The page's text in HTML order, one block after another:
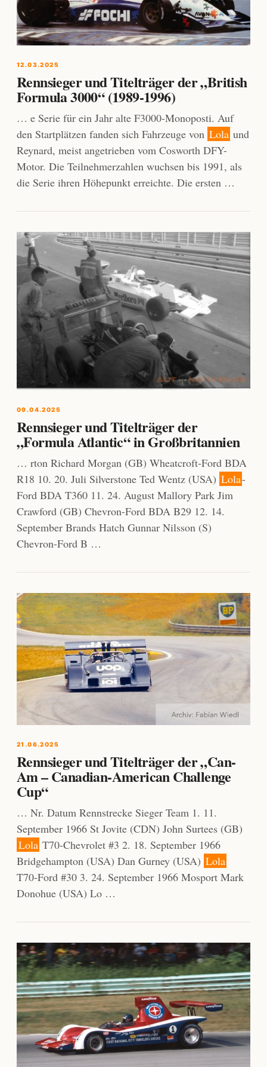
12.03.2025
Rennsieger und Titelträger der „British
Formula 3000“ (1989-1996)
… e Serie für ein Jahr alte F3000-Monoposti. Auf
den Startplätzen fanden sich Fahrzeuge von Lola und
Reynard, meist angetrieben vom Cosworth DFY-
Motor. Die Teilnehmerzahlen wuchsen bis 1991, als
die Serie ihren Höhepunkt erreichte. Die ersten …
09.04.2025
Rennsieger und Titelträger der
„Formula Atlantic“ in Großbritannien
… rton Richard Morgan (GB) Wheatcroft-Ford BDA
R18 10. 20. Juli Silverstone Ted Wentz (USA) Lola-
Ford BDA T360 11. 24. August Mallory Park Jim
Crawford (GB) Chevron-Ford BDA B29 12. 14.
September Brands Hatch Gunnar Nilsson (S)
Chevron-Ford B …
21.06.2025
Rennsieger und Titelträger der „Can-
Am – Canadian-American Challenge
Cup“
… Nr. Datum Rennstrecke Sieger Team 1. 11.
September 1966 St Jovite (CDN) John Surtees (GB)
Lola T70-Chevrolet #3 2. 18. September 1966
Bridgehampton (USA) Dan Gurney (USA) Lola
T70-Ford #30 3. 24. September 1966 Mosport Mark
Donohue (USA) Lo …